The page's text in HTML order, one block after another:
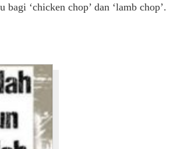
‘chicken chop’ dan ‘lamb chop’.